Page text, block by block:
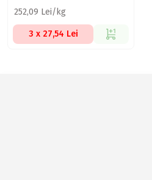
252,09 Lei/kg
3 x 27,54 Lei